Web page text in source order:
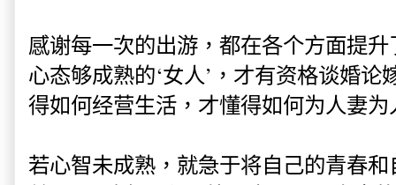
感谢每一次的出游，都在各个方面提
心态够成熟的‘女人’，才有资格谈婚
得如何经营生活，才懂得如何为人妻为
若心智未成熟，就急于将自己的青春